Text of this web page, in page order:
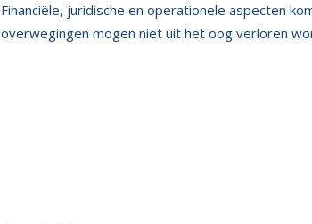
Financiële, juridische en operationele aspecten
overwegingen mogen niet uit het oog verloren